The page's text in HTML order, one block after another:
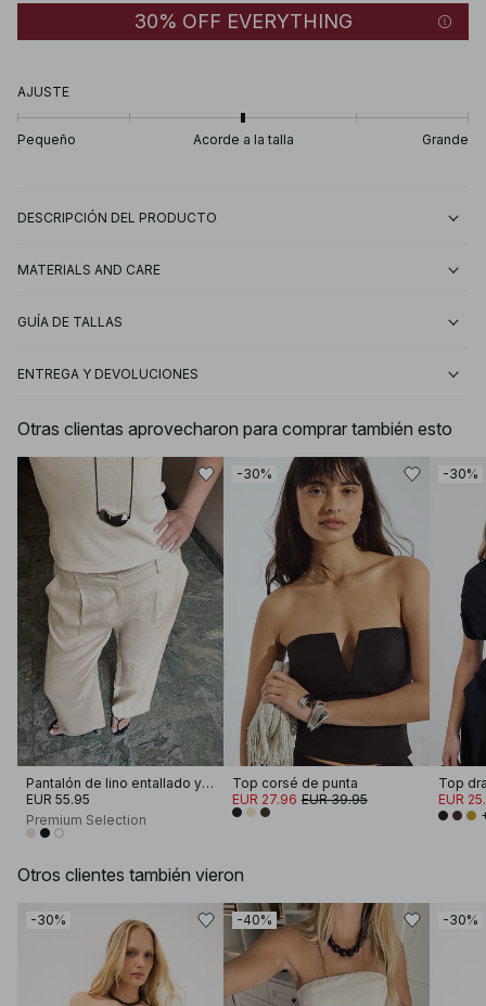
30% OFF EVERYTHING
AJUSTE
Pequeño Acorde a la talla Grande
DESCRIPCIÓN DEL PRODUCTO
MATERIALS AND CARE
GUÍA DE TALLAS
ENTREGA Y DEVOLUCIONES
Otras clientas aprovecharon para comprar también esto
Pantalón de lino entallado y ancho
EUR 55.95
Premium Selection
-30%
Top corsé de punta
EUR 27.96 EUR 39.95
-30%
Top
EUR
Otros clientes también vieron
-30% -40% -30%